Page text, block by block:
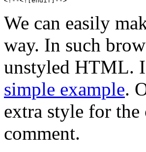
We can easily
way. In such
unstyled HTML.
simple example.
extra style for
comment.